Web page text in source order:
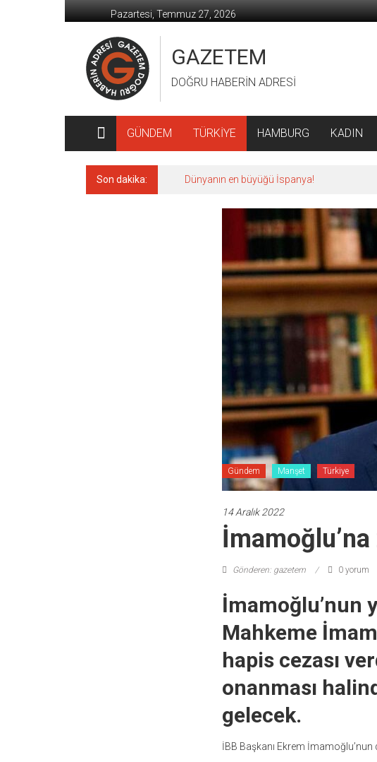
geç
Pazartesi, Temmuz 27, 2026
GAZETEM
DOĞRU HABERİN ADRESİ
GÜNDEM TÜRKİYE HAMBURG KADIN
Son dakika: Dünyanın en büyüğü İspanya!
Gündem Manşet Türkiye
14 Aralık 2022
Gönderen: gazetem 0 yorum
İmamoğlu’nun
Mahkeme
hapis cezası
onanması
gelecek.
İBB Başkanı Ekrem İmamoğlu’nun